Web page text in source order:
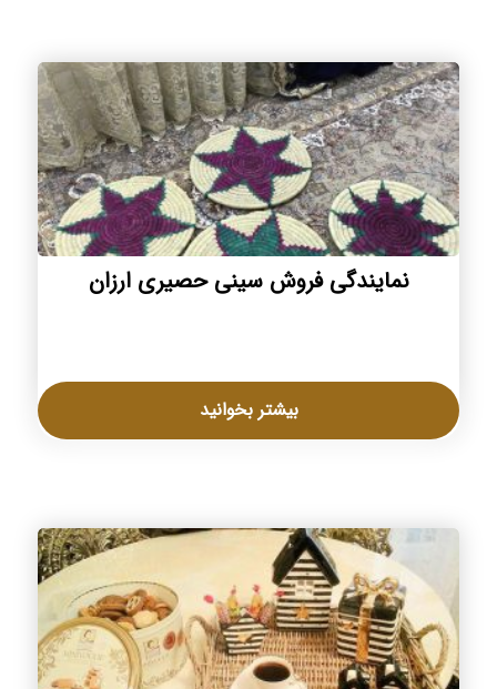
نمایندگی فروش سینی حصیری ارزان
بیشتر بخوانید